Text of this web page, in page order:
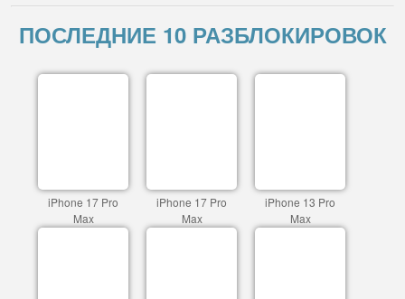
ПОСЛЕДНИЕ 10 РАЗБЛОКИРОВОК
iPhone 17 Pro
Max
iPhone 17 Pro
Max
iPhone 13 Pro
Max